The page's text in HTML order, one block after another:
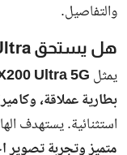
كيفية تصحيح
يمكن للمقيمين
للجهات المختصة ،
التي تعلنها الدولة من
حملات تفتيش
والاستقرار